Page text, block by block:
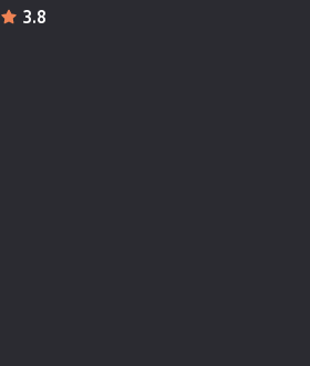
3.8